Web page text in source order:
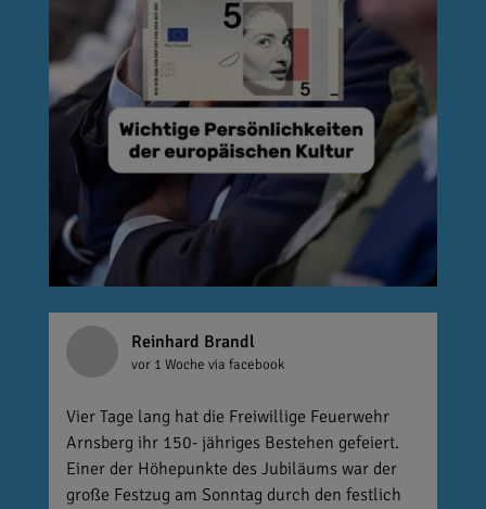
Reinhard Brandl
vor 1 Woche via facebook
Vier Tage lang hat die Freiwillige Feuerwehr
Arnsberg ihr 150- jähriges Bestehen gefeiert.
Einer der Höhepunkte des Jubiläums war der
große Festzug am Sonntag durch den festlich